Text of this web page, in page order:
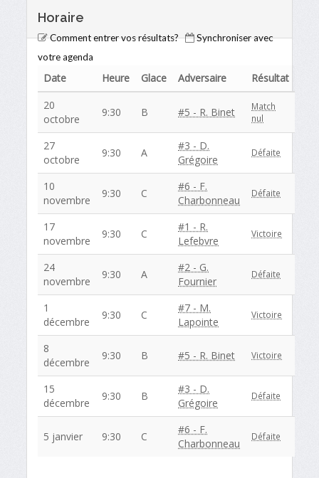
Horaire
Comment entrer vos résultats?
Synchroniser avec
votre agenda
Date Heure Glace Adversaire
Résultat
20
octobre
9:30 B #5 - R. Binet
Match
nul
27
octobre
9:30 A
#3 - D.
Grégoire
Défaite
10
novembre
9:30 C
#6 - F.
Charbonneau
Défaite
17
novembre
9:30 C
#1 - R.
Lefebvre
Victoire
24
novembre
9:30 A
#2 - G.
Fournier
Défaite
1
décembre
9:30 C
#7 - M.
Lapointe
Victoire
8
décembre
9:30 B #5 - R. Binet Victoire
15
décembre
9:30 B
#3 - D.
Grégoire
Défaite
5 janvier 9:30 C
#6 - F.
Charbonneau
Défaite